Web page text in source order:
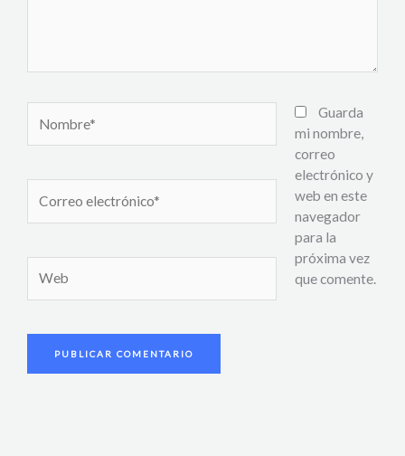
electrónico*
Guarda
mi nombre,
correo
electrónico y
web en este
navegador
para la
próxima vez
que comente.